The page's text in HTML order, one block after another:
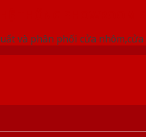
và phân phối cửa